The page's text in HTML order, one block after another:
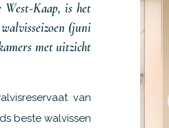
West-Kaap, is het
(juni
met uitzicht
van
beste walvissen